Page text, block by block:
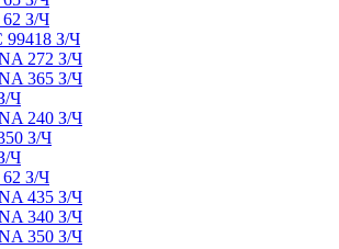
З/Ч
З/Ч
272 З/Ч
365 З/Ч
Ч
240 З/Ч
З/Ч
Ч
З/Ч
435 З/Ч
340 З/Ч
350 З/Ч